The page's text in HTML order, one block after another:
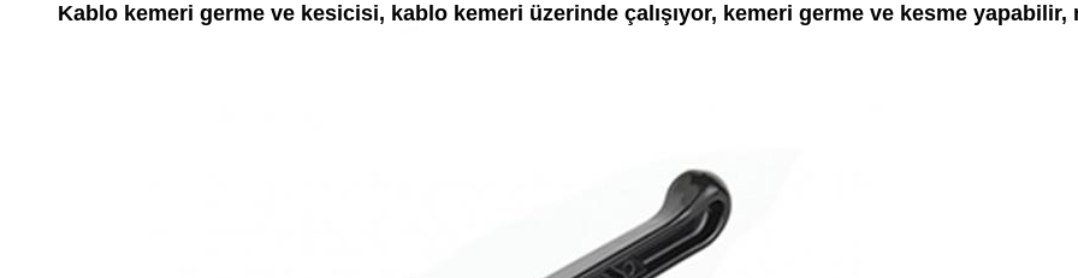
Kablo kemeri germe ve kesicisi, kablo kemeri üzerinde çalışıyor, kemeri germe ve kesme yapabilir,